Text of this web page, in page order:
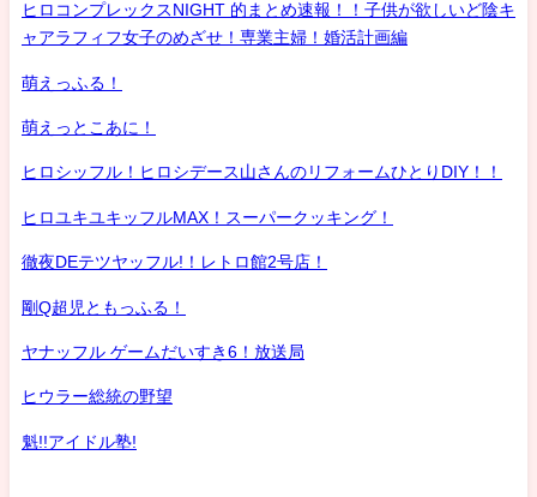
ヒロコンプレックスNIGHT 的まとめ速報！！子供が欲しいど陰キ
ャアラフィフ女子のめざせ！専業主婦！婚活計画編
萌えっふる！
萌えっとこあに！
ヒロシッフル！ヒロシデース山さんのリフォームひとりDIY！！
ヒロユキユキッフルMAX！スーパークッキング！
徹夜DEテツヤッフル!！レトロ館2号店！
剛Q超児ともっふる！
ヤナッフル ゲームだいすき6！放送局
ヒウラー総統の野望
魁!!アイドル塾!